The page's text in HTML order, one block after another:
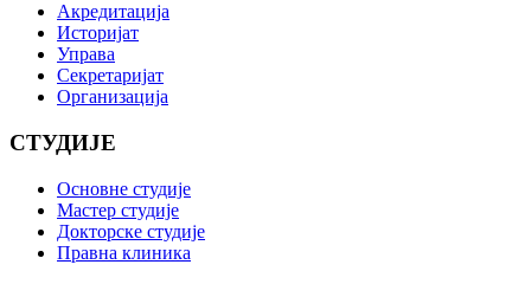
Акредитација
Историјат
Управа
Секретаријат
Организација
СТУДИЈЕ
Основне студије
Мастер студије
Докторске студије
Правна клиника